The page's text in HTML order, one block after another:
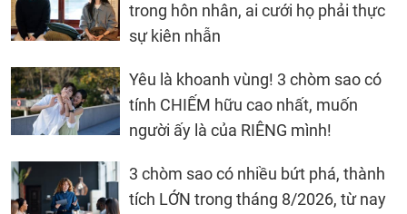
trong hôn nhân, ai cưới họ phải thực
sự kiên nhẫn
Yêu là khoanh vùng! 3 chòm sao có
tính CHIẾM hữu cao nhất, muốn
người ấy là của RIÊNG mình!
3 chòm sao có nhiều bứt phá, thành
tích LỚN trong tháng 8/2026, từ nay